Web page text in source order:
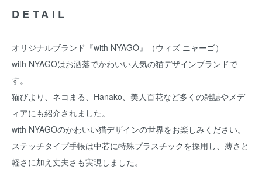
DETAIL
オリジナルブランド『with NYAGO』（ウィズ ニャーゴ）
with NYAGOはお洒落でかわいい人気の猫デザインブランドで
す。
猫びより、ネコまる、Hanako、美人百花など多くの雑誌やメデ
ィアにも紹介されました。
with NYAGOのかわいい猫デザインの世界をお楽しみください。
ステッチタイプ手帳は中芯に特殊プラスチックを採用し、薄さと
軽さに加え丈夫さも実現しました。